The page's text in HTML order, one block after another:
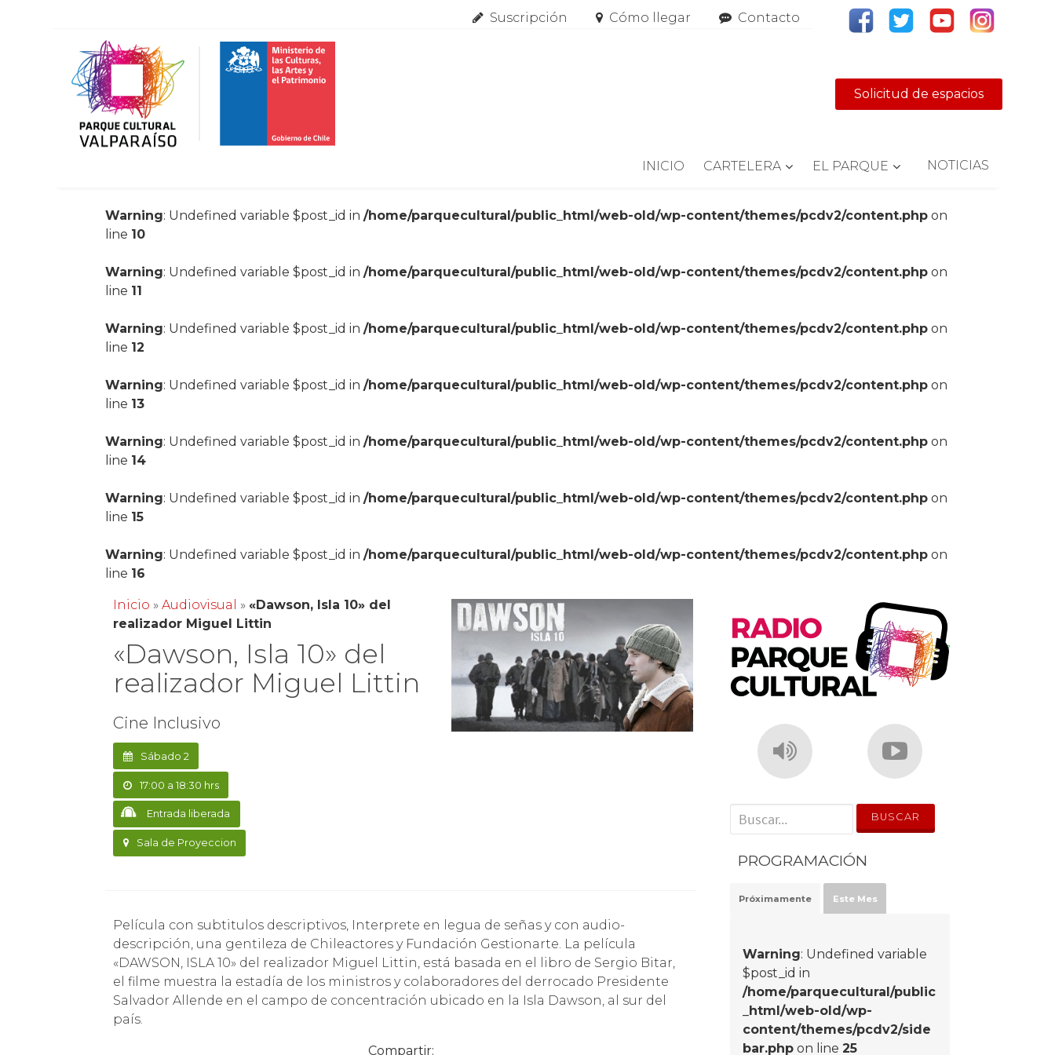
Suscripción Cómo llegar Contacto
Solicitud de espacios
INICIO CARTELERA EL PARQUE NOTICIAS
Warning: Undefined variable $post_id in/home/parquecultural/public_html/web-old/wp-content/themes/pcdv2/content.php on
line 10
Warning: Undefined variable $post_id in/home/parquecultural/public_html/web-old/wp-content/themes/pcdv2/content.php on
line 11
Warning: Undefined variable $post_id in/home/parquecultural/public_html/web-old/wp-content/themes/pcdv2/content.php on
line 12
Warning: Undefined variable $post_id in/home/parquecultural/public_html/web-old/wp-content/themes/pcdv2/content.php on
line 13
Warning: Undefined variable $post_id in/home/parquecultural/public_html/web-old/wp-content/themes/pcdv2/content.php on
line 14
Warning: Undefined variable $post_id in/home/parquecultural/public_html/web-old/wp-content/themes/pcdv2/content.php on
line 15
Warning: Undefined variable $post_id in/home/parquecultural/public_html/web-old/wp-content/themes/pcdv2/content.php on
line 16
Inicio »Audiovisual »«Dawson, Isla 10» del
realizador Miguel Littin
«Dawson, Isla 10» del
realizador Miguel Littin
Cine Inclusivo
Sábado 2
17:00 a 18:30 hrs
Entrada liberada
Sala de Proyeccion
Película con subtitulos descriptivos, Interprete en legua de señas y con audio-
descripción, una gentileza de Chileactores y Fundación Gestionarte. La película
«DAWSON, ISLA 10» del realizador Miguel Littin, está basada en el libro de Sergio Bitar,
el filme muestra la estadía de los ministros y colaboradores del derrocado Presidente
Salvador Allende en el campo de concentración ubicado en la Isla Dawson, al sur del
país.
Compartir:
' . __('Search for:') . '
PROGRAMACIÓN
Próximamente Este Mes
Warning: Undefined variable
$post_id in
/home/parquecultural/public
_html/web-old/wp-
content/themes/pcdv2/side
bar.php on line25